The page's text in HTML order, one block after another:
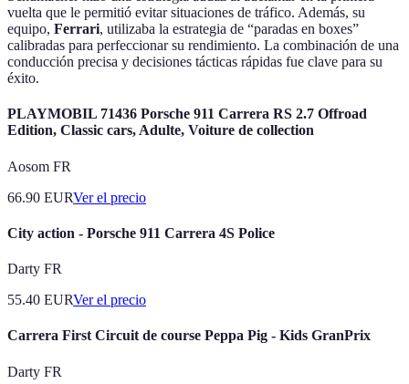
vuelta que le permitió evitar situaciones de tráfico. Además, su
equipo, Ferrari, utilizaba la estrategia de “paradas en boxes”
calibradas para perfeccionar su rendimiento. La combinación de una
conducción precisa y decisiones tácticas rápidas fue clave para su
éxito.
PLAYMOBIL 71436 Porsche 911 Carrera RS 2.7 Offroad
Edition, Classic cars, Adulte, Voiture de collection
Aosom FR
66.90 EURVer el precio
City action - Porsche 911 Carrera 4S Police
Darty FR
55.40 EURVer el precio
Carrera First Circuit de course Peppa Pig - Kids GranPrix
Darty FR